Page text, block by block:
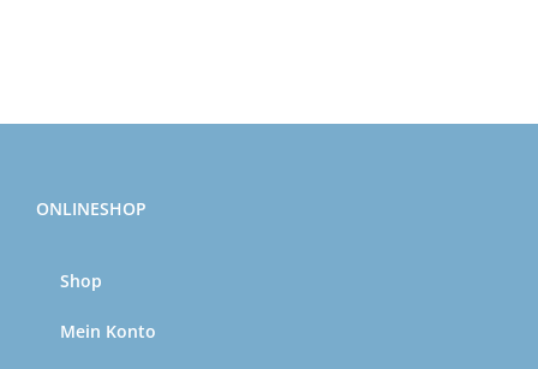
ONLINESHOP
Shop
Mein Konto